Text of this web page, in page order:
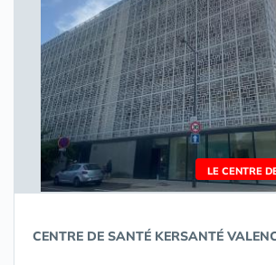
LE CENTRE
CENTRE DE SANTÉ KERSANTÉ